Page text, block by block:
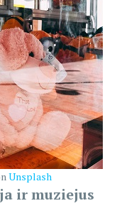
Unsplash
ir muziejus